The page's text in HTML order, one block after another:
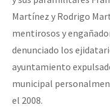
Martínez y Rodrigo
mentirosos y
denunciado los
ayuntamiento
municipal
el 2008.